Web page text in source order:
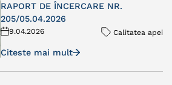
RAPORT DE ÎNCERCARE NR.
205/05.04.2026
9.04.2026 Calitatea apei
Citeste mai mult